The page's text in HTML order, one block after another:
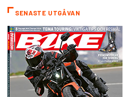
SENASTE UTGÅVAN